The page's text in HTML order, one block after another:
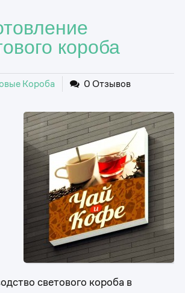
короба
Короба 0 Отзывов
светового короба в